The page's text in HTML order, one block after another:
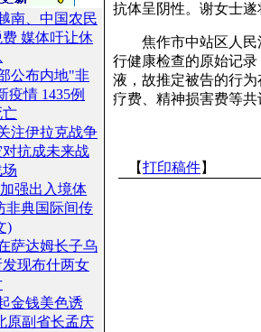
南、中国农民
媒体吁让休
公布内地"非
疫情 1435例
亡
注伊拉克战争
抗成未来战
强出入境体
非典国际间传
)
萨达姆长子乌
现布什两女
金钱美色诱
原副省长孟庆
抗体呈阴性。谢女士
焦作市中站区人民
行健康检查的原始记
液，故推定被告的行
疗费、精神损害费等共
【打印稿件】